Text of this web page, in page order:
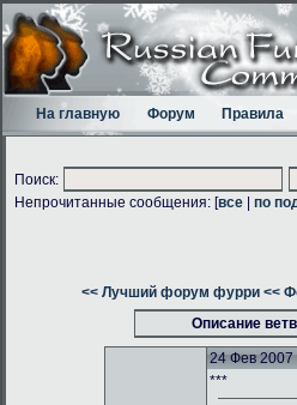
На главную Форум Правила
Поиск:
Непрочитанные сообщения: [все по
<< Лучший форум фурри <<
Описание
24 Фев 2007
***